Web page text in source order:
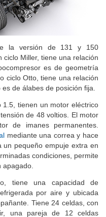
la versión de 131 y 150
ciclo Miller, tiene una relación
es de geometría
ciclo Otto, tiene una relación
de álabes de posición fija.
1.5, tienen un motor eléctrico
de 48 voltios. El motor
de imanes permanentes.
mediante una correa y hace
pequeño empuje extra en
condiciones, permite
tiene una capacidad de
por aire y ubicada
Tiene 24 celdas, con
una pareja de 12 celdas